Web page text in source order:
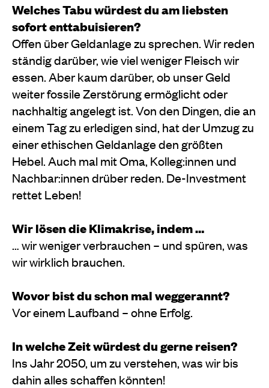
Welches Tabu würdest du am liebsten
sofort enttabuisieren?
Offen über Geldanlage zu sprechen. Wir reden
ständig darüber, wie viel weniger Fleisch wir
essen. Aber kaum darüber, ob unser Geld
weiter fossile Zerstörung ermöglicht oder
nachhaltig angelegt ist. Von den Dingen, die an
einem Tag zu erledigen sind, hat der Umzug zu
einer ethischen Geldanlage den größten
Hebel. Auch mal mit Oma, Kolleg:innen und
Nachbar:innen drüber reden. De-Investment
rettet Leben!
Wir lösen die Klimakrise, indem …
… wir weniger verbrauchen – und spüren, was
wir wirklich brauchen.
Wovor bist du schon mal weggerannt?
Vor einem Laufband – ohne Erfolg.
In welche Zeit würdest du gerne reisen?
Ins Jahr 2050, um zu verstehen, was wir bis
dahin alles schaffen könnten!